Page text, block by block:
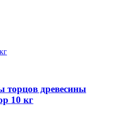
торцов древесины
10 кг